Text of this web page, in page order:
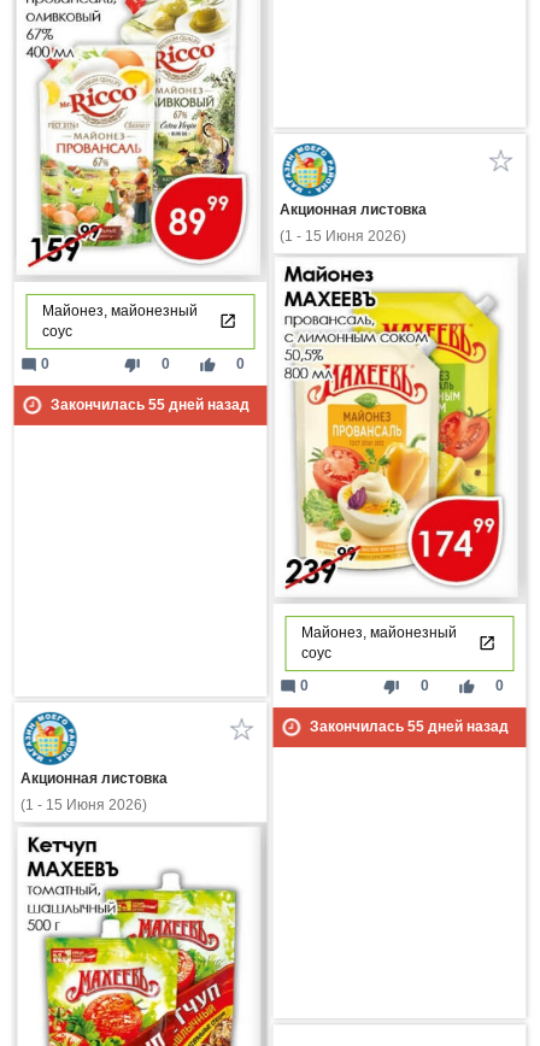
Майонез, майонезный
соус
thumb_down 0 thumb_up 0
mode_comment 0
Закончилась 55дней назад
Акционная листовка
(1 - 15 Июня 2026)
Майонез, майонезный
соус
thumb_down 0 thumb_up 0
mode_comment 0
Закончилась 55дней назад
Акционная листовка
(1 - 15 Июня 2026)